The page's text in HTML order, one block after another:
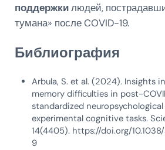
поддержкилюдей,
тумана» после COVID-19.
Библиография
Arbula, S. et al. (2024). Insights
memory difficulties in post-
standardized
experimental cognitive tasks.
14(4405). https://doi.org/
9